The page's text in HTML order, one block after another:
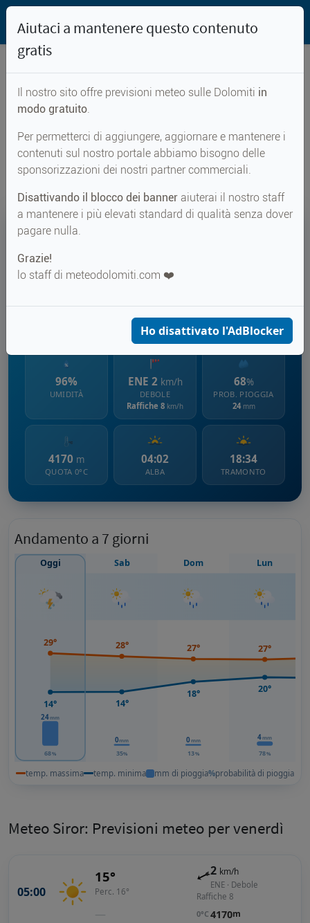
Previsioni meteo per...
Siror
↑ 29° ↓ 14°
Siror
96%
UMIDITÀ
ENE 2 km/h
DEBOLE
Raffiche 8 km/h
68%
PROB. PIOGGIA
24 mm
4170 m
QUOTA 0°C
04:02
ALBA
18:34
TRAMONTO
Andamento a 7 giorni
Oggi Sab Dom Lun
24mm
68%
0mm
35%
0mm
13%
4mm
78%
29°
14°
28°
14°
27°
18°
27°
20°
temp. massima temp. minima mm di pioggia%probabilità di pioggia
Meteo Siror: Previsioni meteo per venerdì
05:00
15°
Perc. 16°
—
2 km/h
ENE · Debole
Raffiche 8
0°C 4170m
Aiutaci a mantenere questo contenuto
gratis
Il nostro sito offre previsioni meteo sulle Dolomiti in
modo gratuito.
Per permetterci di aggiungere, aggiornare e mantenere i
contenuti sul nostro portale abbiamo bisogno delle
sponsorizzazioni dei nostri partner commerciali.
Disattivando il blocco dei banner aiuterai il nostro staff
a mantenere i più elevati standard di qualità senza dover
pagare nulla.
Grazie!
lo staff di meteodolomiti.com ❤️
Ho disattivato l'AdBlocker